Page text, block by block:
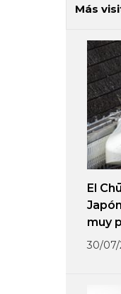
Más
El
muy
30/07/